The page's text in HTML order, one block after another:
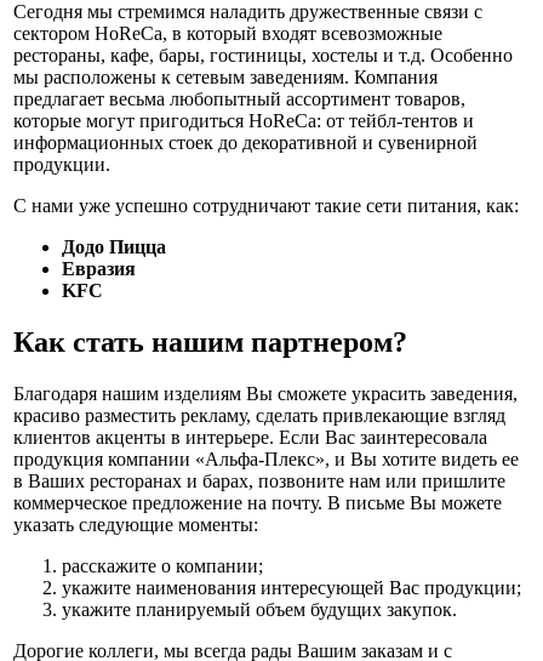
Сегодня мы стремимся наладить дружественные связи с
сектором HoReCa, в который входят всевозможные
рестораны, кафе, бары, гостиницы, хостелы и т.д. Особенно
мы расположены к сетевым заведениям. Компания
предлагает весьма любопытный ассортимент товаров,
которые могут пригодиться HoReCa: от тейбл-тентов и
информационных стоек до декоративной и сувенирной
продукции.
С нами уже успешно сотрудничают такие сети питания, как:
Додо Пицца
Евразия
KFC
Как стать нашим партнером?
Благодаря нашим изделиям Вы сможете украсить заведения,
красиво разместить рекламу, сделать привлекающие взгляд
клиентов акценты в интерьере. Если Вас заинтересовала
продукция компании «Альфа-Плекс», и Вы хотите видеть ее
в Ваших ресторанах и барах, позвоните нам или пришлите
коммерческое предложение на почту. В письме Вы можете
указать следующие моменты:
расскажите о компании;
укажите наименования интересующей Вас продукции;
укажите планируемый объем будущих закупок.
Дорогие коллеги, мы всегда рады Вашим заказам и с